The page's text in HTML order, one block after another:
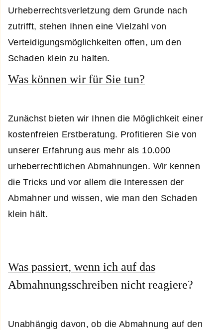
Urheberrechtsverletzung dem Grunde nach
zutrifft, stehen Ihnen eine Vielzahl von
Verteidigungsmöglichkeiten offen, um den
Schaden klein zu halten.
Was können wir für Sie tun?
Zunächst bieten wir Ihnen die Möglichkeit einer
kostenfreien Erstberatung. Profitieren Sie von
unserer Erfahrung aus mehr als 10.000
urheberrechtlichen Abmahnungen. Wir kennen
die Tricks und vor allem die Interessen der
Abmahner und wissen, wie man den Schaden
klein hält.
Was passiert, wenn ich auf das
Abmahnungsschreiben nicht reagiere?
Unabhängig davon, ob die Abmahnung auf den